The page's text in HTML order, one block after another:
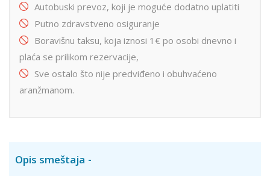
Autobuski prevoz, koji je moguće dodatno uplatiti
Putno zdravstveno osiguranje
Boravišnu taksu, koja iznosi 1€ po osobi dnevno i
plaća se prilikom rezervacije,
Sve ostalo što nije predviđeno i obuhvaćeno
aranžmanom.
Opis smeštaja